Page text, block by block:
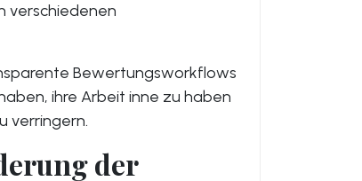
verschiedenen
Bewertungsworkflows
ihre Arbeit inne zu haben
verringern.
der